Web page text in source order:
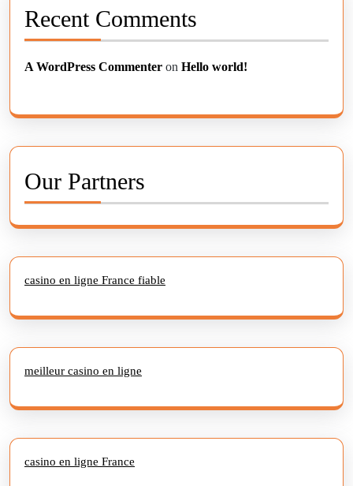
Recent Comments
A WordPress Commenter on Hello world!
Our Partners
casino en ligne France fiable
meilleur casino en ligne
casino en ligne France